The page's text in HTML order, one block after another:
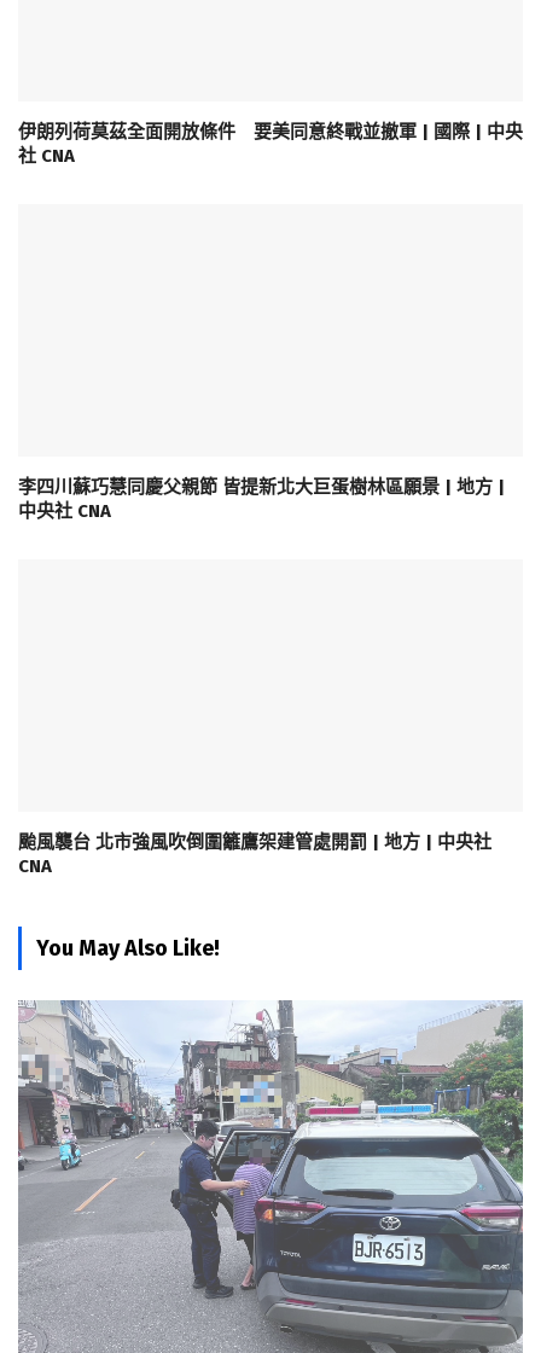
伊朗列荷莫茲全面開放條件 要美同意終戰並撤軍 | 國際 | 中央
社 CNA
李四川蘇巧慧同慶父親節 皆提新北大巨蛋樹林區願景 | 地方 |
中央社 CNA
颱風襲台 北市強風吹倒圍籬鷹架建管處開罰 | 地方 | 中央社
CNA
You May Also Like!